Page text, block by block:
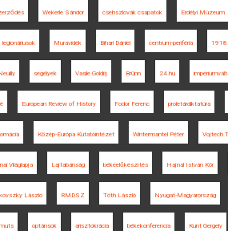
Wekerle Sándor csehszlovák csapatok Erdélyi Múzeum
legionáriusok Muravidék Bihari Dániel centrum-periféria
segélyek Vasile Goldiș Brünn 24.hu
European Review of History Fodor Ferenc proletárdiktatúra
Közép-Európa Kutatóintézet Wintermantel Péter Vojtech
Világlapja Lajtabánság békeelőkészítés Hajnal István Kör
László RMDSZ Tóth László Nyugat-Magyarország
optánsok arisztokrácia békekonferencia Kunt Gergely